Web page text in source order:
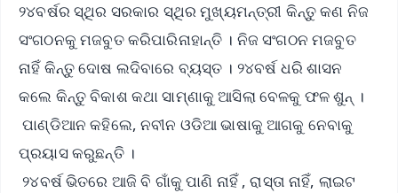
୨୪ବର୍ଷର ସ୍ଥିର ସରକାର ସ୍ଥିର ମୁଖ୍ୟମନ୍ତ୍ରୀ କିନ୍ତୁ କଣ ନିଜ
ସଂଗଠନକୁ ମଜବୁତ କରିପାରିନାହାନ୍ତି । ନିଜ ସଂଗଠନ ମଜବୁତ
ନାହିଁ କିନ୍ତୁ ଦୋଷ ଲଦିବାରେ ବ୍ୟସ୍ତ । ୨୪ବର୍ଷ ଧରି ଶାସନ
କଲେ କିନ୍ତୁ ବିକାଶ କଥା ସାମ୍ଣାକୁ ଆସିଲା ବେଳକୁ ଫଳ ଶୁନ୍ ।
ପାଣ୍ଡିଆନ କହିଲେ, ନବୀନ ଓଡିଆ ଭାଷାକୁ ଆଗକୁ ନେବାକୁ
ପ୍ରୟାସ କରୁଛନ୍ତି ।
୨୪ବର୍ଷ ଭିତରେ ଆଜି ବି ଗାଁକୁ ପାଣି ନାହିଁ , ରାସ୍ତା ନାହିଁ, ଲାଇଟ